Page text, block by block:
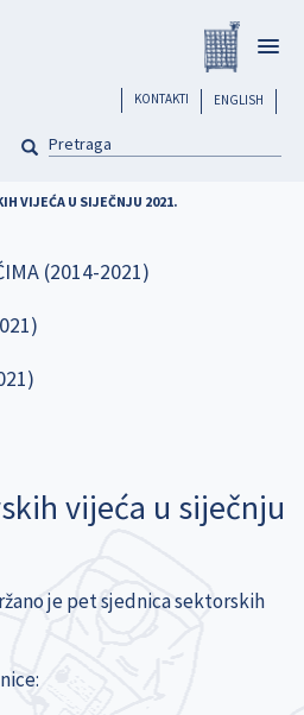
ENGLISH
header
KONTAKTI
PRETRAGA
VIJEĆA U SIJEČNJU 2021.
(2014-2021)
vijeća u siječnju
je pet sjednica sektorskih